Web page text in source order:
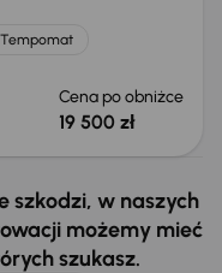
Tempomat
Cena po obniżce
19 500 zł
szkodzi, w naszych
możemy mieć
szukasz.